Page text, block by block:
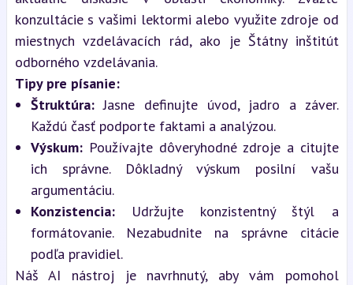
konzultácie s vašimi lektormi alebo využite zdroje od
miestnych vzdelávacích rád, ako je Štátny inštitút
odborného vzdelávania.
Tipy pre písanie:
Štruktúra: Jasne definujte úvod, jadro a záver.
Každú časť podporte faktami a analýzou.
Výskum: Používajte dôveryhodné zdroje a citujte
ich správne. Dôkladný výskum posilní vašu
argumentáciu.
Konzistencia: Udržujte konzistentný štýl a
formátovanie. Nezabudnite na správne citácie
podľa pravidiel.
Náš AI nástroj je navrhnutý, aby vám pomohol